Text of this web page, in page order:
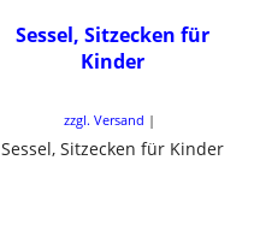
Sessel, Sitzecken für
Kinder
zzgl. Versand
Sessel, Sitzecken für Kinder